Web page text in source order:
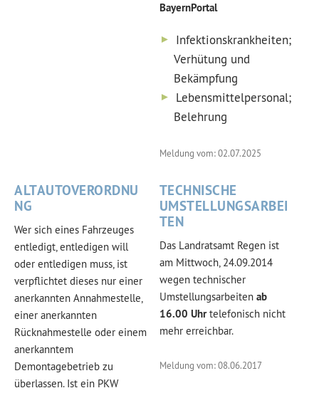
BayernPortal
Infektionskrankheiten;
Verhütung und
Bekämpfung
Lebensmittelpersonal;
Belehrung
Meldung vom: 02.07.2025
ALTAUTOVERORDNU
NG
Wer sich eines Fahrzeuges
entledigt, entledigen will
oder entledigen muss, ist
verpflichtet dieses nur einer
anerkannten Annahmestelle,
einer anerkannten
Rücknahmestelle oder einem
anerkanntem
Demontagebetrieb zu
überlassen. Ist ein PKW
TECHNISCHE
UMSTELLUNGSARBEI
TEN
Das Landratsamt Regen ist
am Mittwoch, 24.09.2014
wegen technischer
Umstellungsarbeiten ab
16.00 Uhrtelefonisch nicht
mehr erreichbar.
Meldung vom: 08.06.2017